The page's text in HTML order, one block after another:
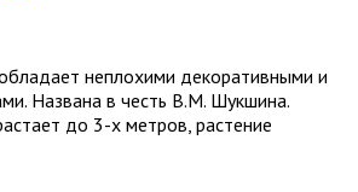
неплохими декоративными и
Названа в честь В.М. Шукшина.
до 3-х метров, растение